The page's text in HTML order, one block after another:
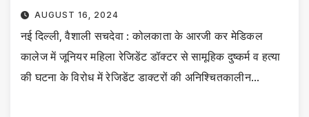
AUGUST 16, 2024
नई दिल्ली, वैशाली सचदेवा : कोलकाता के आरजी कर मेडिकल
कालेज में जूनियर महिला रेजिडेंट डॉक्टर से सामूहिक दुष्कर्म व हत्या
की घटना के विरोध में रेजिडेंट डाक्टरों की अनिश्चितकालीन…